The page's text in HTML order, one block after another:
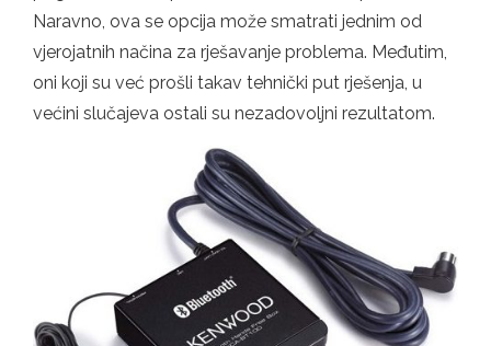
Naravno, ova se opcija može smatrati jednim od
vjerojatnih načina za rješavanje problema. Međutim,
oni koji su već prošli takav tehnički put rješenja, u
većini slučajeva ostali su nezadovoljni rezultatom.